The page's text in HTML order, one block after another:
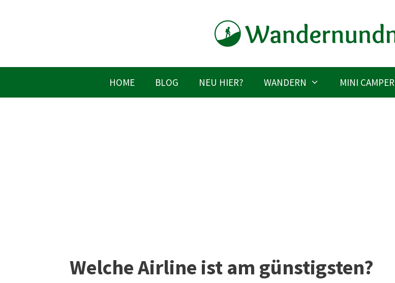
HOME BLOG NEU HIER? WANDERN MINI CAMPER
Welche Airline ist am günstigsten?